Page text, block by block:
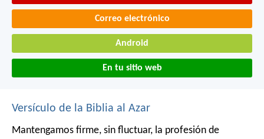
Correo electrónico
Android
En tu sitio web
Versículo de la Biblia al Azar
Mantengamos firme, sin fluctuar, la profesión de